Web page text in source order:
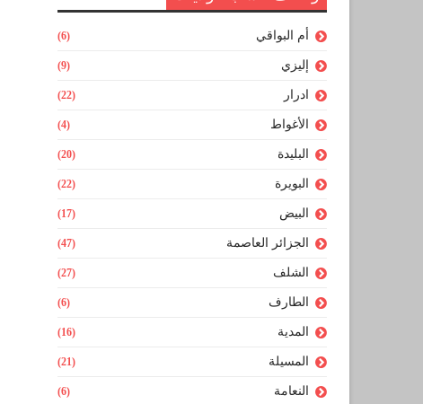
أم البواقي (6)
إليزي (9)
ادرار (22)
الأغواط (4)
البليدة (20)
البويرة (22)
البيض (17)
الجزائر العاصمة (47)
الشلف (27)
الطارف (6)
المدية (16)
المسيلة (21)
النعامة (6)